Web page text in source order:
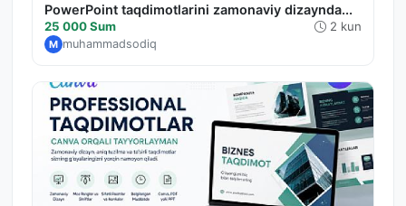
PowerPoint taqdimotlarini zamonaviy dizaynda...
25 000 Sum 2 kun
M muhammadsodiq